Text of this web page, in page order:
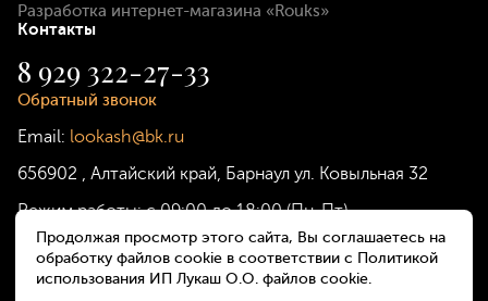
Разработка интернет-магазина «Rouks»
Контакты
8 929 322-27-33
Обратный звонок
Email: lookash@bk.ru
656902 , Алтайский край, Барнаул ул. Ковыльная 32
Режим работы:с 09:00 до 18:00 (Пн-Пт)
Продолжая просмотр этого сайта, Вы соглашаетесь на
обработку файлов cookie в соответствии с Политикой
использования ИП Лукаш О.О. файлов cookie.